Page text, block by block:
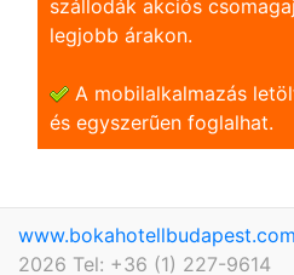
szállodák akciós
legjobb árakon.
A mobilalkalmazás
és egyszerũen foglalhat.
www.bokahotellbudapest.com
2026 Tel: +36 (1) 227-9614